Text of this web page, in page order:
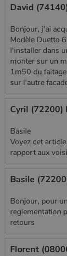
David
Bonjour, j'ai
Modèle Duetto
l'installer dans
monter sur un
1m50 du
sur l'autre
Cyril (72200)
Basile
Voyez cet
rapport aux
Basile
Bonjour, pour
reglementation
retours
Florent